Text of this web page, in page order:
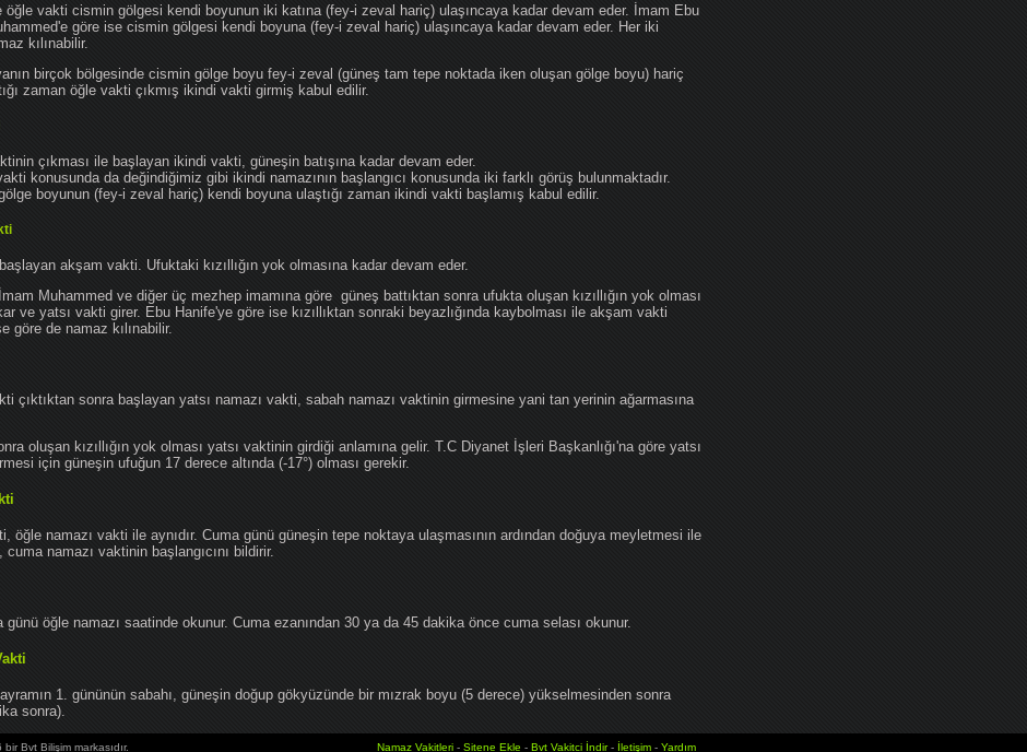
öğle vakti cismin gölgesi kendi boyunun iki katına (fey-i zeval hariç) ulaşıncaya kadar devam eder. İmam Ebu
göre ise cismin gölgesi kendi boyuna (fey-i zeval hariç) ulaşıncaya kadar devam eder. Her iki
kılınabilir.
birçok bölgesinde cismin gölge boyu fey-i zeval (güneş tam tepe noktada iken oluşan gölge boyu) hariç
zaman öğle vakti çıkmış ikindi vakti girmiş kabul edilir.
çıkması ile başlayan ikindi vakti, güneşin batışına kadar devam eder.
konusunda da değindiğimiz gibi ikindi namazının başlangıcı konusunda iki farklı görüş bulunmaktadır.
boyunun (fey-i zeval hariç) kendi boyuna ulaştığı zaman ikindi vakti başlamış kabul edilir.
akşam vakti. Ufuktaki kızıllığın yok olmasına kadar devam eder.
Muhammed ve diğer üç mezhep imamına göre güneş battıktan sonra ufukta oluşan kızıllığın yok olması
ve yatsı vakti girer. Ebu Hanife'ye göre ise kızıllıktan sonraki beyazlığında kaybolması ile akşam vakti
göre de namaz kılınabilir.
çıktıktan sonra başlayan yatsı namazı vakti, sabah namazı vaktinin girmesine yani tan yerinin ağarmasına
oluşan kızıllığın yok olması yatsı vaktinin girdiği anlamına gelir. T.C Diyanet İşleri Başkanlığı'na göre yatsı
için güneşin ufuğun 17 derece altında (-17°) olması gerekir.
öğle namazı vakti ile aynıdır. Cuma günü güneşin tepe noktaya ulaşmasının ardından doğuya meyletmesi ile
cuma namazı vaktinin başlangıcını bildirir.
günü öğle namazı saatinde okunur. Cuma ezanından 30 ya da 45 dakika önce cuma selası okunur.
1. gününün sabahı, güneşin doğup gökyüzünde bir mızrak boyu (5 derece) yükselmesinden sonra
sonra).
Bvt Bilişim markasıdır. Namaz Vakitleri - Sitene Ekle - Bvt Vakitci İndir- İletişim - Yardım